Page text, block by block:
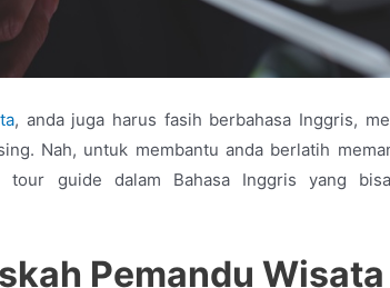
, anda juga harus fasih berbahasa Inggris,
Nah, untuk membantu anda berlatih
tour guide dalam Bahasa Inggris yang
Pemandu